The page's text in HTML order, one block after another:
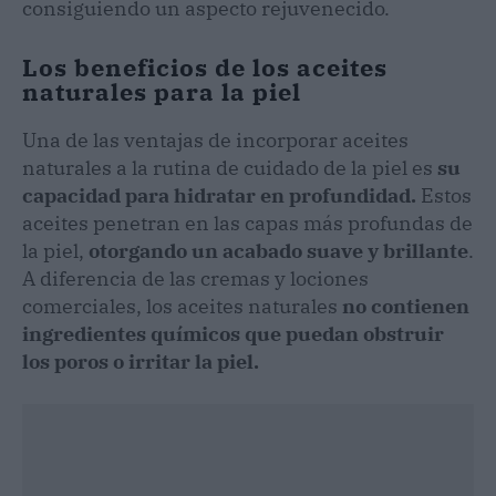
consiguiendo un aspecto rejuvenecido.
Los beneficios de los aceites
naturales para la piel
Una de las ventajas de incorporar aceites
naturales a la rutina de cuidado de la piel es su
capacidad para hidratar en profundidad. Estos
aceites penetran en las capas más profundas de
la piel, otorgando un acabado suave y brillante.
A diferencia de las cremas y lociones
comerciales, los aceites naturales no contienen
ingredientes químicos que puedan obstruir
los poros o irritar la piel.